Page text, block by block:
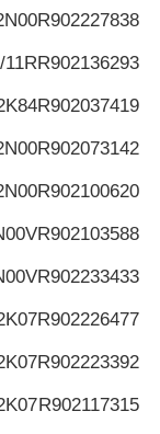
R902227838
R902136293
R902037419
R902073142
R902100620
R902103588
R902233433
R902226477
R902223392
R902117315